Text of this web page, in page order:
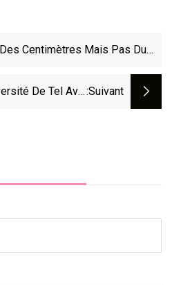
Centimètres Mais Pas Du
De Tel Aviv:suivant